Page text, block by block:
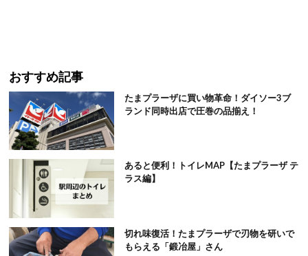
おすすめ記事
たまプラーザに買い物革命！ダイソー3ブ
ランド同時出店で圧巻の品揃え！
あると便利！トイレMAP【たまプラーザ テ
ラス編】
切れ味復活！たまプラーザで刃物を研いで
もらえる「鍛冶屋」さん